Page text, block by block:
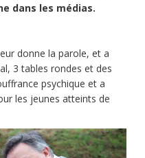
dans les médias.
donne la parole, et a
3 tables rondes et des
psychique et a
les jeunes atteints de